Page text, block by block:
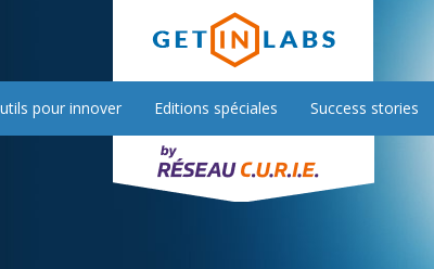
pour innover Editions spéciales Success stories